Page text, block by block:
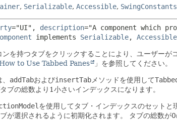
, Serializable, Accessible, SwingConstants
="UI", description="A component which
implements Serializable, Accessible
を持つタブをクリックすることにより、ユーザー
to Use Tabbed Panes 」を参照してください。
addTabおよびinsertTab メソッドを使用して
ブの総数より1小さいインデックスになります。
を使用してタブ・インデックスのセットと
が選択されるように初期化されます。
タブの総数が